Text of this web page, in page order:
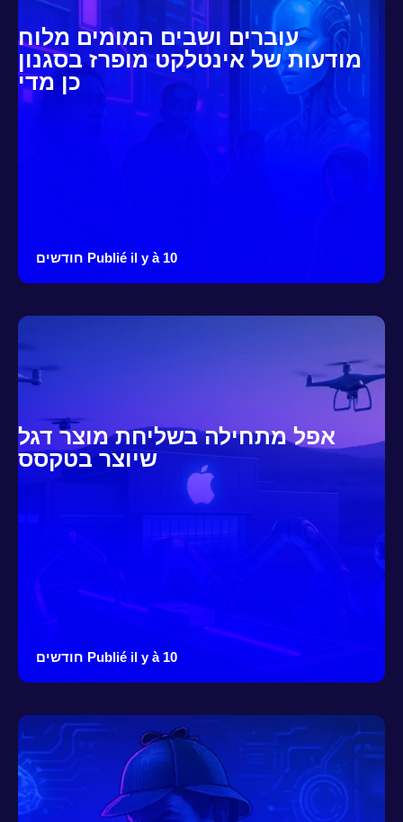
עוברים ושבים המומים מלוח
מודעות של אינטלקט מופרז בסגנון
כן מדי
Publié il y à 10 חודשים
אפל מתחילה בשליחת מוצר דגל
שיוצר בטקסס
Publié il y à 10 חודשים